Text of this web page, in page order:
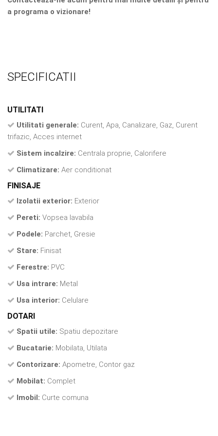
a programa o vizionare!
SPECIFICATII
UTILITATI
Utilitati generale: Curent, Apa, Canalizare, Gaz, Curent
trifazic, Acces internet
Sistem incalzire: Centrala proprie, Calorifere
Climatizare: Aer conditionat
FINISAJE
Izolatii exterior: Exterior
Pereti: Vopsea lavabila
Podele: Parchet, Gresie
Stare: Finisat
Ferestre: PVC
Usa intrare: Metal
Usa interior: Celulare
DOTARI
Spatii utile: Spatiu depozitare
Bucatarie: Mobilata, Utilata
Contorizare: Apometre, Contor gaz
Mobilat: Complet
Imobil: Curte comuna